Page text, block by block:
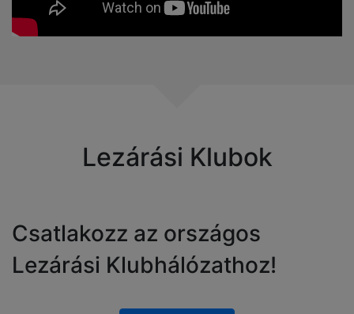
Lezárási Klubok
Csatlakozz az országos
Lezárási Klubhálózathoz!